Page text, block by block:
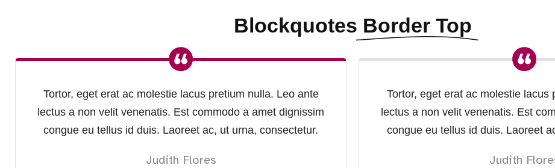
Blockquotes Border Top
Tortor, eget erat ac molestie lacus pretium nulla. Leo ante
lectus a non velit venenatis. Est commodo a amet dignissim
congue eu tellus id duis. Laoreet ac, ut urna, consectetur.
Judith Flores
Tortor, eget erat ac molestie lacus
lectus a non velit venenatis. Est
congue eu tellus id duis. Laoreet
Judith